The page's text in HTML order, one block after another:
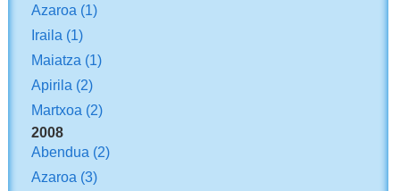
Azaroa (1)
Iraila (1)
Maiatza (1)
Apirila (2)
Martxoa (2)
2008
Abendua (2)
Azaroa (3)